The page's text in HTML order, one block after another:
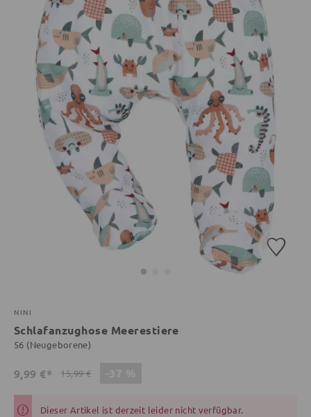
NINI
Schlafanzughose Meerestiere
56 (Neugeborene)
9,99 €* 15,99 €
Dieser Artikel ist derzeit leider nicht verfügbar.